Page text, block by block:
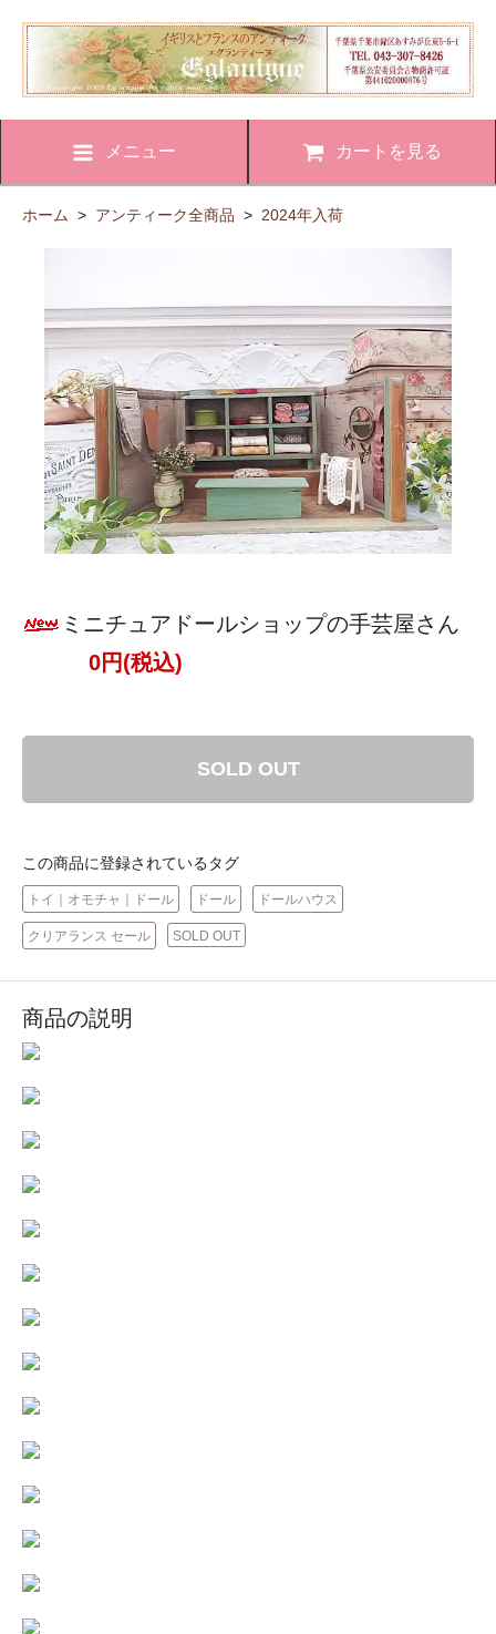
メニュー カートを見る
ホーム > アンティーク全商品 > 2024年入荷
ミニチュアドールショップの手芸屋さん
0円(税込)
SOLD OUT
この商品に登録されているタグ
トイ｜オモチャ｜ドール ドール ドールハウス
クリアランス セール SOLD OUT
商品の説明